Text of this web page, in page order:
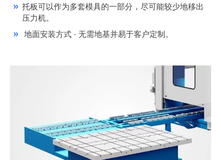
托板可以作为多套模具的一部分，尽可能较少地移出
压力机。
地面安装方式 - 无需地基并易于客户定制。